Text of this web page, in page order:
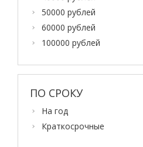
50000 рублей
60000 рублей
100000 рублей
ПО СРОКУ
На год
Краткосрочные